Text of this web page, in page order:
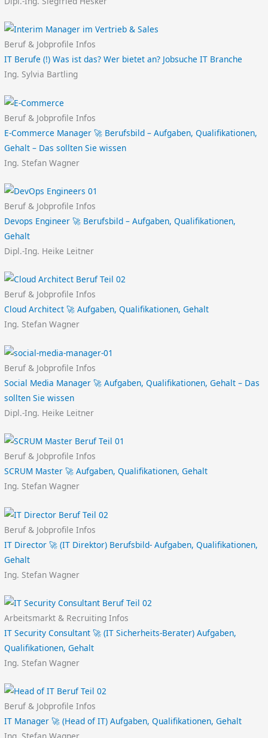
Beruf & Jobprofile Infos
IT Berufe (!) Was ist das? Wer bietet an? Jobsuche IT Branche
Ing. Sylvia Bartling
Beruf & Jobprofile Infos
E-Commerce Manager 🚀 Berufsbild – Aufgaben, Qualifikationen,
Gehalt – Das sollten Sie wissen
Ing. Stefan Wagner
Beruf & Jobprofile Infos
Devops Engineer 🚀 Berufsbild – Aufgaben, Qualifikationen,
Gehalt
Dipl.-Ing. Heike Leitner
Beruf & Jobprofile Infos
Cloud Architect 🚀 Aufgaben, Qualifikationen, Gehalt
Ing. Stefan Wagner
Beruf & Jobprofile Infos
Social Media Manager 🚀 Aufgaben, Qualifikationen, Gehalt – Das
sollten Sie wissen
Dipl.-Ing. Heike Leitner
Beruf & Jobprofile Infos
SCRUM Master 🚀 Aufgaben, Qualifikationen, Gehalt
Ing. Stefan Wagner
Beruf & Jobprofile Infos
IT Director 🚀 (IT Direktor) Berufsbild- Aufgaben, Qualifikationen,
Gehalt
Ing. Stefan Wagner
Arbeitsmarkt & Recruiting Infos
IT Security Consultant 🚀 (IT Sicherheits-Berater) Aufgaben,
Qualifikationen, Gehalt
Ing. Stefan Wagner
Beruf & Jobprofile Infos
IT Manager 🚀 (Head of IT) Aufgaben, Qualifikationen, Gehalt